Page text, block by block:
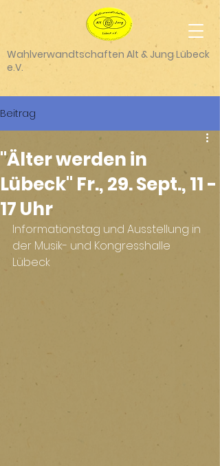
Wahlverwandtschaften Alt & Jung Lübeck
e.V.
Beitrag
"Älter werden in
Lübeck" Fr., 29. Sept., 11 -
17 Uhr
Informationstag und Ausstellung in
der Musik- und Kongresshalle
Lübeck